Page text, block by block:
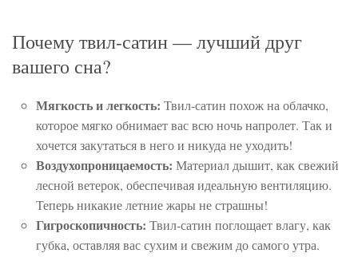
Почему твил-сатин — лучший друг
вашего сна?
Мягкость и легкость: Твил-сатин похож на облачко,
которое мягко обнимает вас всю ночь напролет. Так и
хочется закутаться в него и никуда не уходить!
Воздухопроницаемость: Материал дышит, как свежий
лесной ветерок, обеспечивая идеальную вентиляцию.
Теперь никакие летние жары не страшны!
Гигроскопичность: Твил-сатин поглощает влагу, как
губка, оставляя вас сухим и свежим до самого утра.